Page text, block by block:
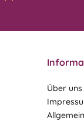
Über uns